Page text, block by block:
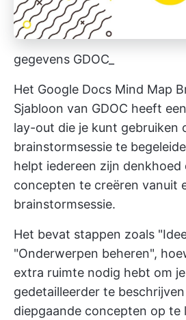
gegevens GDOC_
Het Google Docs Mind Map
Sjabloon van GDOC heeft
lay-out die je kunt gebruiken
brainstormsessie te
helpt iedereen zijn
concepten te creëren vanuit
brainstormsessie.
Het bevat stappen zoals
"Onderwerpen beheren",
extra ruimte nodig hebt om
gedetailleerder te
diepgaande concepten op te